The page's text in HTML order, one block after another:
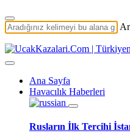
Ana Sayfa
Havacılık Haberleri
Rusların İlk Tercihi